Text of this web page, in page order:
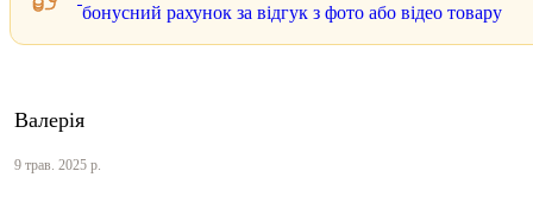
бонусний рахунок за відгук з фото або відео товару
Валерія
9 трав. 2025 р.